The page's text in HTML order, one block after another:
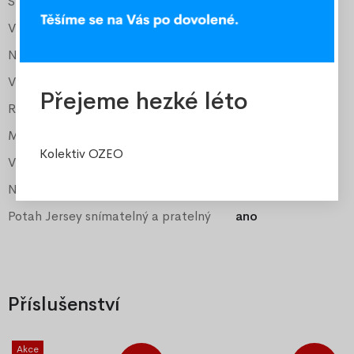
Vyšší čelo
50 cm
Nižší čelo
Výška k roštu
Rošt
součástí
Matrace
Výška matrace
Nosnost matrace
Potah Jersey snímatelný a pratelný
ano
Příslušenství
Akce
Přejeme hezké léto
Kolektiv OZEO